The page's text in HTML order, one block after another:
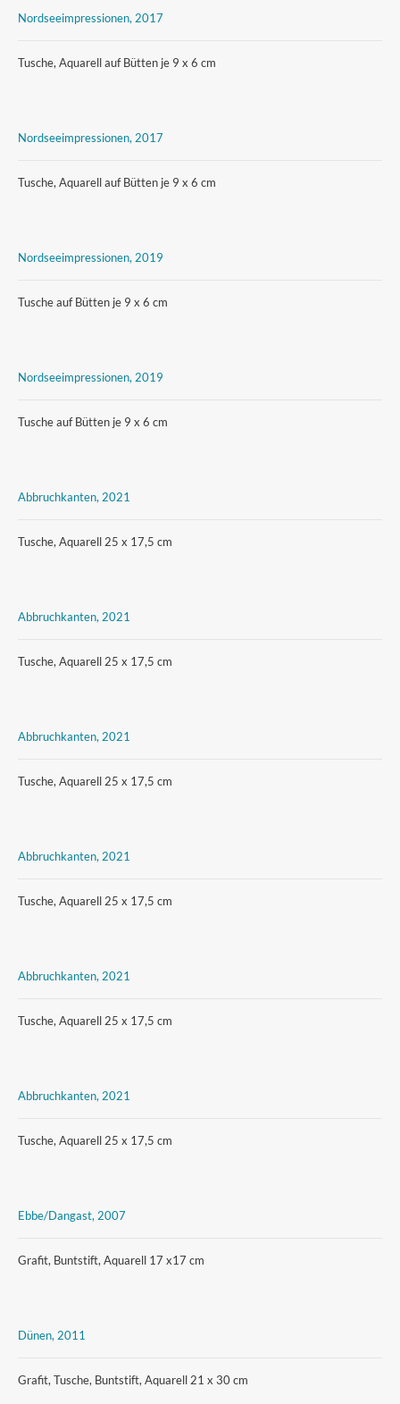
Nordseeimpressionen, 2017
Tusche, Aquarell auf Bütten je 9 x 6 cm
Nordseeimpressionen, 2017
Tusche, Aquarell auf Bütten je 9 x 6 cm
Nordseeimpressionen, 2019
Tusche auf Bütten je 9 x 6 cm
Nordseeimpressionen, 2019
Tusche auf Bütten je 9 x 6 cm
Abbruchkanten, 2021
Tusche, Aquarell 25 x 17,5 cm
Abbruchkanten, 2021
Tusche, Aquarell 25 x 17,5 cm
Abbruchkanten, 2021
Tusche, Aquarell 25 x 17,5 cm
Abbruchkanten, 2021
Tusche, Aquarell 25 x 17,5 cm
Abbruchkanten, 2021
Tusche, Aquarell 25 x 17,5 cm
Abbruchkanten, 2021
Tusche, Aquarell 25 x 17,5 cm
Ebbe/Dangast, 2007
Grafit, Buntstift, Aquarell 17 x17 cm
Dünen, 2011
Grafit, Tusche, Buntstift, Aquarell 21 x 30 cm